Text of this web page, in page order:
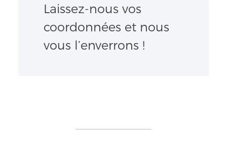
Laissez-nous vos
coordonnées et nous
vous l’enverrons !